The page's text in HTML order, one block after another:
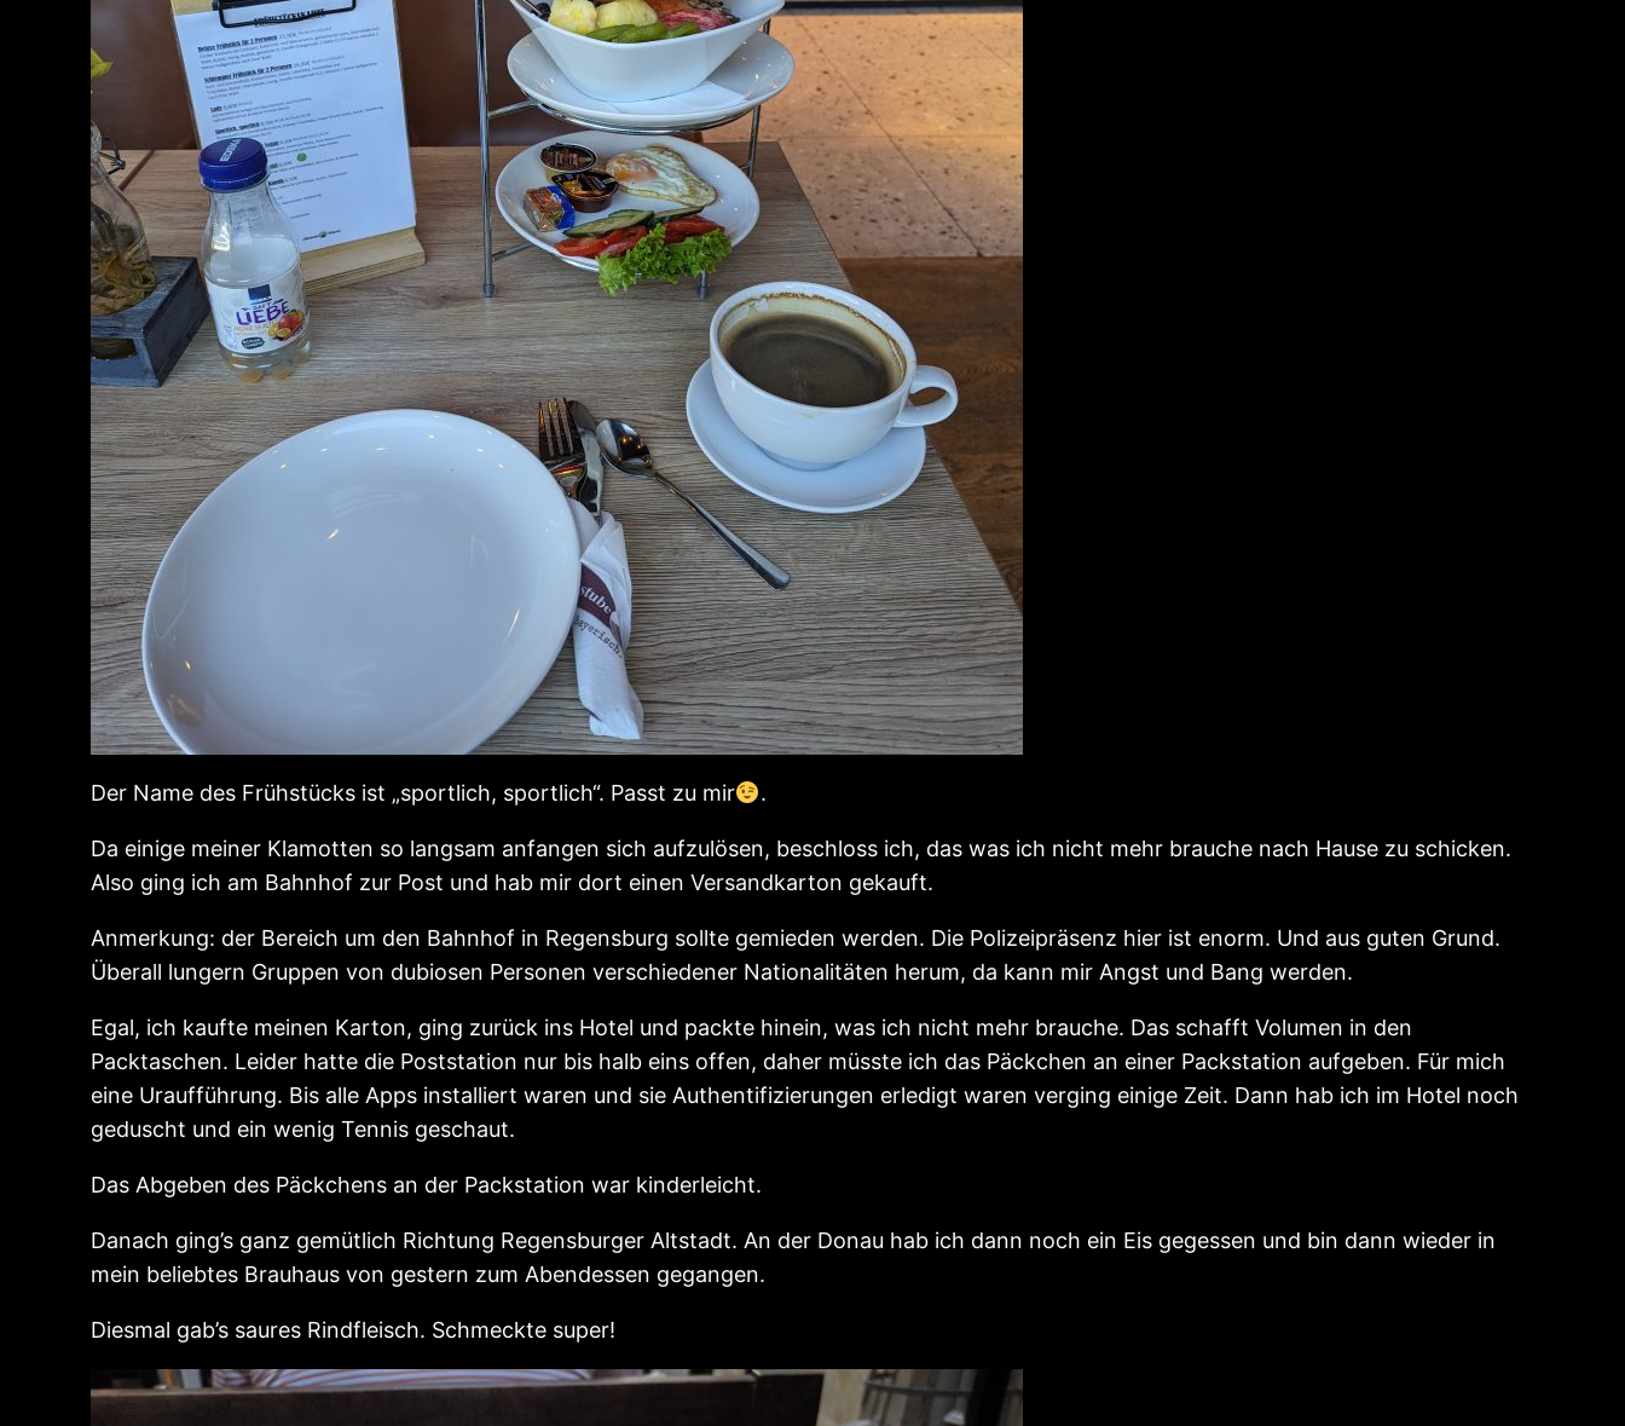
Der Name des Frühstücks ist „sportlich, sportlich“. Passt zu mir .
Da einige meiner Klamotten so langsam anfangen sich aufzulösen, beschloss ich, das was ich nicht mehr brauche nach Hause zu schicken.
Also ging ich am Bahnhof zur Post und hab mir dort einen Versandkarton gekauft.
Anmerkung: der Bereich um den Bahnhof in Regensburg sollte gemieden werden. Die Polizeipräsenz hier ist enorm. Und aus guten Grund.
Überall lungern Gruppen von dubiosen Personen verschiedener Nationalitäten herum, da kann mir Angst und Bang werden.
Egal, ich kaufte meinen Karton, ging zurück ins Hotel und packte hinein, was ich nicht mehr brauche. Das schafft Volumen in den
Packtaschen. Leider hatte die Poststation nur bis halb eins offen, daher müsste ich das Päckchen an einer Packstation aufgeben. Für mich
eine Uraufführung. Bis alle Apps installiert waren und sie Authentifizierungen erledigt waren verging einige Zeit. Dann hab ich im Hotel noch
geduscht und ein wenig Tennis geschaut.
Das Abgeben des Päckchens an der Packstation war kinderleicht.
Danach ging’s ganz gemütlich Richtung Regensburger Altstadt. An der Donau hab ich dann noch ein Eis gegessen und bin dann wieder in
mein beliebtes Brauhaus von gestern zum Abendessen gegangen.
Diesmal gab’s saures Rindfleisch. Schmeckte super!